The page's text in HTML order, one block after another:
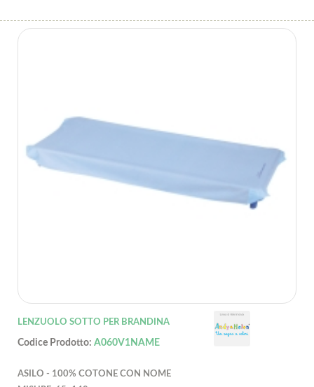
LENZUOLO SOTTO PER BRANDINA
Codice Prodotto: A060V1NAME
ASILO - 100% COTONE CON NOME